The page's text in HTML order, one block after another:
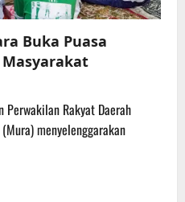
Buka Puasa
Masyarakat
Perwakilan Rakyat Daerah
menyelenggarakan